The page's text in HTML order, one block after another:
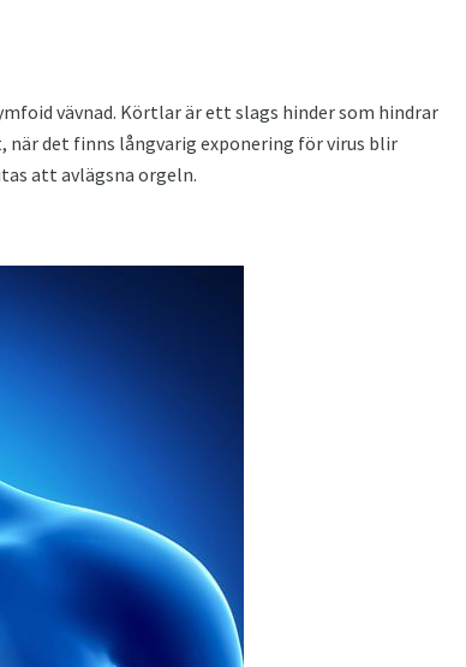
vävnad. Körtlar är ett slags hinder som hindrar
det finns långvarig exponering för virus blir
att avlägsna orgeln.